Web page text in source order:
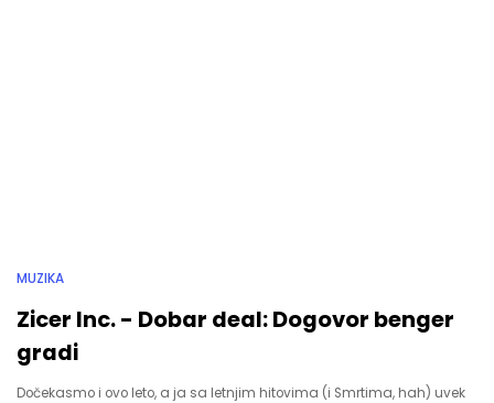
MUZIKA
Zicer Inc. - Dobar deal: Dogovor benger
gradi
Dočekasmo i ovo leto, a ja sa letnjim hitovima (i Smrtima, hah) uvek